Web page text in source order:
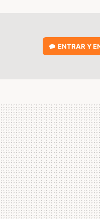
ENTRAR Y